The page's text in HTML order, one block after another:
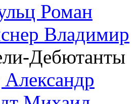
Роман
Владимир
Дебютанты